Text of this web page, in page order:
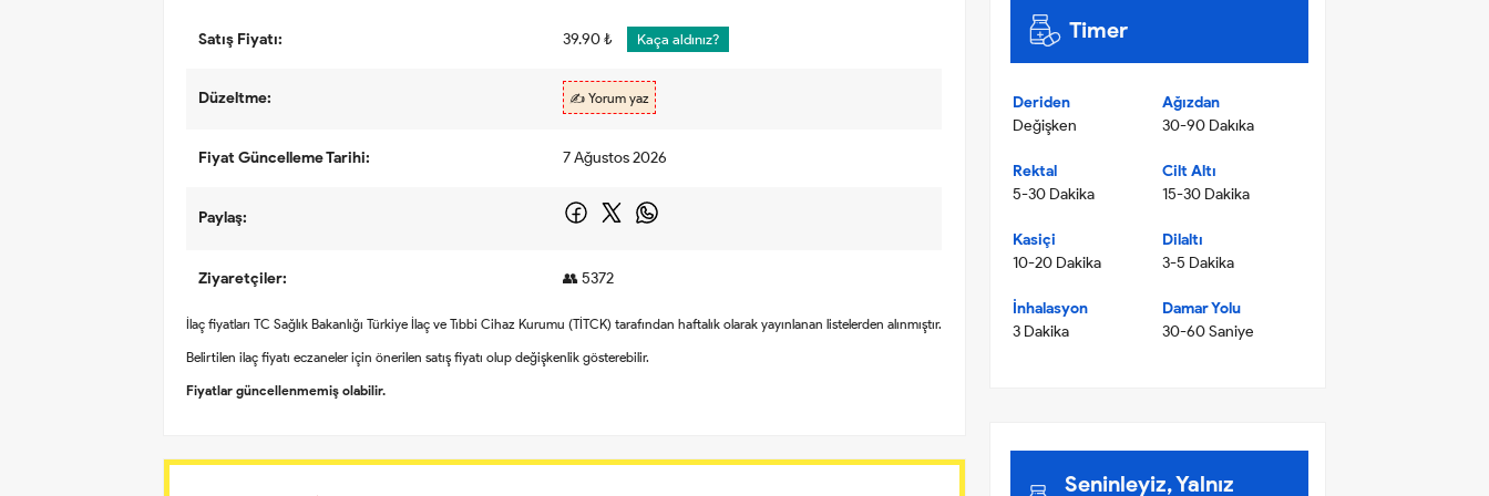
Satış Fiyatı: 39.90 ₺ Kaça aldınız?
Düzeltme: ✍️ Yorum yaz
Fiyat Güncelleme Tarihi: 7 Ağustos 2026
Paylaş:
Ziyaretçiler: 👥 5372
İlaç fiyatları TC Sağlık Bakanlığı Türkiye İlaç ve Tıbbi Cihaz Kurumu (TİTCK) tarafından haftalık olarak yayınlanan listelerden alınmıştır.
Belirtilen ilaç fiyatı eczaneler için önerilen satış fiyatı olup değişkenlik gösterebilir.
Fiyatlar güncellenmemiş olabilir.
Timer
Deriden
Değişken
Ağızdan
30-90 Dakıka
Rektal
5-30 Dakika
Cilt Altı
15-30 Dakika
Kasiçi
10-20 Dakika
Dilaltı
3-5 Dakika
İnhalasyon
3 Dakika
Damar Yolu
30-60 Saniye
Seninleyiz, Yalnız